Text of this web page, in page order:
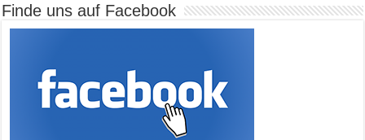
Finde uns auf Facebook